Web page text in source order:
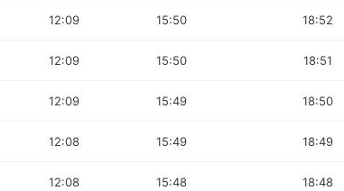
12:09 15:50 18:52
12:09 15:50 18:51
12:09 15:49 18:50
12:08 15:49 18:49
12:08 15:48 18:48